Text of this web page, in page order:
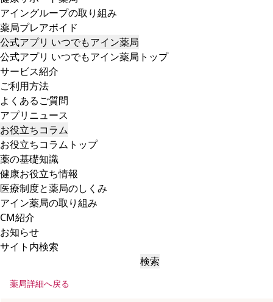
アイングループの取り組み
薬局プレアボイド
公式アプリ いつでもアイン薬局
公式アプリ いつでもアイン薬局トップ
サービス紹介
ご利用方法
よくあるご質問
アプリニュース
お役立ちコラム
お役立ちコラムトップ
薬の基礎知識
健康お役立ち情報
医療制度と薬局のしくみ
アイン薬局の取り組み
CM紹介
お知らせ
サイト内検索
検索
薬局詳細へ戻る